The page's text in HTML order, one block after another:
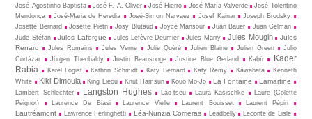
José Agostinho Baptista José F. A. Oliver José Hierro José María Valverde
José Tolentino
Mendonça
José-Maria de Heredia José-Simon Narvaez Josef Kainar
Joseph Brodsky
Josette Bernard
Josette Pietri Josy Blutaud Joyce Mansour Juan Bauer
Juan Gelman
Jude Stéfan
Jules Laforgue Jules Lefèvre-Deumier Jules Marry Jules Mougin
Jules
Renard
Jules Romains Jules Verne Julie Quéré Julien Blaine Julien Green
Julio
Cortázar
Jürgen Theobaldy Justin Beausonge Justine Blue Gerland Kabîr
Kader
Rabia
Karel Logist Kathrin Schmidt Katy Bernard Katy Remy Kawabata
Kenneth
White
Kiki Dimoula King Lieou Knut Hamsun Kouo Mo-Jo La Fontaine Lamartine
Lambert Schlechter Langston Hughes Lao-tseu Laura Kasischke
Laure (Colette
Peignot)
Laurence De Biasi Laurence Vielle Laurent Bouisset Laurent Pépin
Lautréamont Lawrence Ferlinghetti Léa-Nunzia Corrieras Leadbelly
Leconte de Lisle